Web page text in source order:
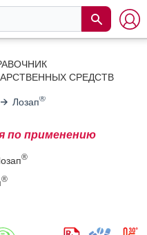
СРЕДСТВ
Лозап®
по применению
®
®